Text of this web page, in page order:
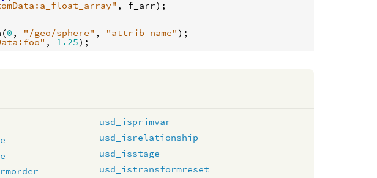
, f_arr);
(0 , "/geo/sphere" , "attrib_name"
, 1.25
usd_isprimvar
usd_isrelationship
usd_isstage
usd_istransformreset